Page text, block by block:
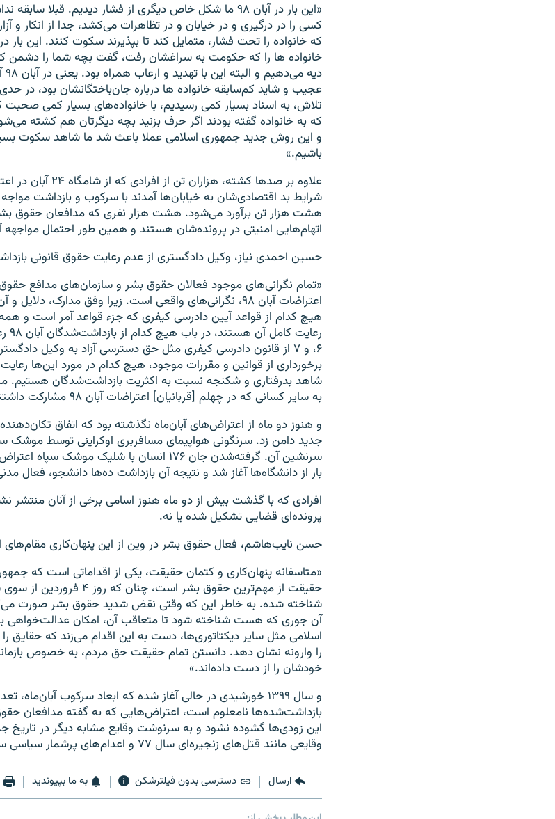
«این بار در آبان ۹۸ ما شکل خاص دیگری از فشار دیدیم.
کسی را در درگیری و در خیابان و در تظاهرات می‌کشد، جدا از انکار و
خانواده ها را که حکومت به سراغشان رفت، گفت بچه شما را دشمن
عجیب و شاید کم‌سابقه خانواده ها درباره جان‌باختگانشان بود، در
تلاش، به اسناد بسیار کمی رسیدیم، با خانواده‌های بسیار کمی
که به خانواده گفته بودند اگر حرف بزنید بچه دیگرتان هم کشته
و این روش جدید جمهوری اسلامی عملا باعث شد ما شاهد سکوت
باشیم.»
علاوه بر صدها کشته،
شرایط بد اقتصادی‌شان به خیابان‌ها آمدند با سرکوب و بازداشت
هشت هزار تن برآورد می‌شود. هشت هزار نفری که مدافعان حقوق
اتهام‌هایی امنیتی در پرونده‌شان هستند و همین طور احتمال مواجهه
حسین احمدی‌ نیاز، وکیل دادگستری از عدم رعایت حقوق قانونی
«تمام نگرانی‌های موجود فعالان حقوق بشر و سازمان‌های مدافع
اعتراضات آبان ۹۸، نگرانی‌های واقعی است. زیرا وفق
هیچ کدام از قواعد آیین دادرسی کیفری که جزء قواعد آمر است و همه
۶، و ۷ از قانون دادرسی کیفری مثل حق دسترسی آزاد به وکیل
برخورداری از قوانین و مقررات موجود، هیچ کدام در مورد این‌ها
شاهد بدرفتاری و شکنجه نسبت به اکثریت بازداشت‌شدگان
به سایر کسانی که در چهلم [قربانیان] اعتراضات آبان ۹۸ مشارکت داشتند، عینا تکرار شده است.»
و هنوز دو ماه از اعتراض‌های آبان‌ماه نگذشته بود که اتفاق
سرنشین آن. گرفته‌شدن جان ۱۷۶ انسان با شلیک
بار از دانشگاه‌ها آغاز شد و نتیجه آن بازداشت ده‌ها دانشجو، فعال
افرادی که با گذشت بیش از دو ماه هنوز اسامی برخی از آنان منتشر
پرونده‌ای قضایی تشکیل شده یا نه.
حسن نایب‌هاشم، فعال حقوق بشر در وین از این پنهان‌کاری مقام‌های
«متاسفانه پنهان‌کاری و کتمان حقیقت، یکی از اقداماتی است که
حقیقت از مهم‌ترین حقوق بشر
شناخته شده. به خاطر این که وقتی نقض شدید حقوق بشر صورت
آن جوری که هست شناخته شود تا متعاقب آن، امکان عدالت‌خواهی
اسلامی مثل سایر دیکتاتوری‌ها، دست به این اقدام می‌زند که حقایق را
را وارونه نشان دهد. دانستن تمام حقیقت حق مردم، به خصوص
خودشان را از دست داده‌اند.»
و سال ۱۳۹۹ خورشیدی در حالی آغاز شده که ابعاد سرکوب
بازداشت‌شده‌ها نامعلوم است، اعتراض‌هایی که به گفته مدافعان
این زودی‌ها گشوده نشود و به سرنوشت وقایع مشابه دیگر در تاریخ
وقایعی مانند قتل‌های زنجیره‌ای سال ۷۷ و اعدام‌های پرشمار سیاسی سال ۶۷.
ارسال دسترسی بدون فیلترشکن به ما بپیوندید